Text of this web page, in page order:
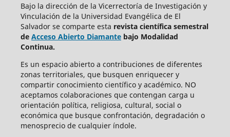
Bajo la dirección de la Vicerrectoría de Investigación y
Vinculación de la Universidad Evangélica de El
Salvador se comparte esta revista científica semestral
de Acceso Abierto Diamantebajo Modalidad
Continua.
Es un espacio abierto a contribuciones de diferentes
zonas territoriales, que busquen enriquecer y
compartir conocimiento científico y académico. NO
aceptamos colaboraciones que contengan carga u
orientación política, religiosa, cultural, social o
económica que busque confrontación, degradación o
menosprecio de cualquier índole.